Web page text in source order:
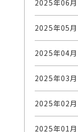
2025年06月
2025年05月
2025年04月
2025年03月
2025年02月
2025年01月